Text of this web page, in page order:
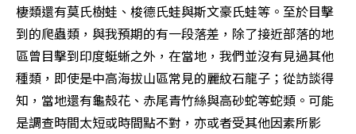
棲類還有莫氏樹蛙、梭德氏蛙與斯文豪氏蛙等。至於目擊
到的爬蟲類，與我預期的有一段落差，除了接近部落的地
區曾目擊到印度蜓蜥之外，在當地，我們並沒有見過其他
種類，即使是中高海拔山區常見的麗紋石龍子；從訪談得
知，當地還有龜殼花、赤尾青竹絲與高砂蛇等蛇類。可能
是調查時間太短或時間點不對，亦或者受其他因素所影